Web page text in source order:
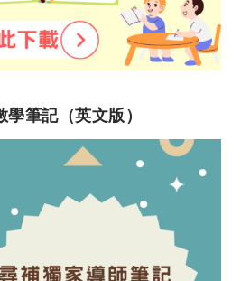
筆記（英文版）